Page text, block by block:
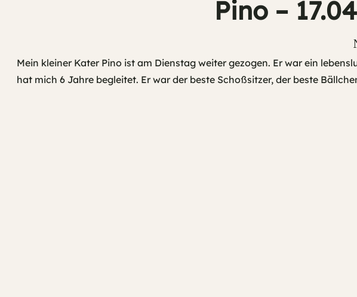
Pino –
Mein kleiner Kater Pino ist am Dienstag weiter gezogen. Er war ein
hat mich 6 Jahre begleitet. Er war der beste Schoßsitzer, der beste